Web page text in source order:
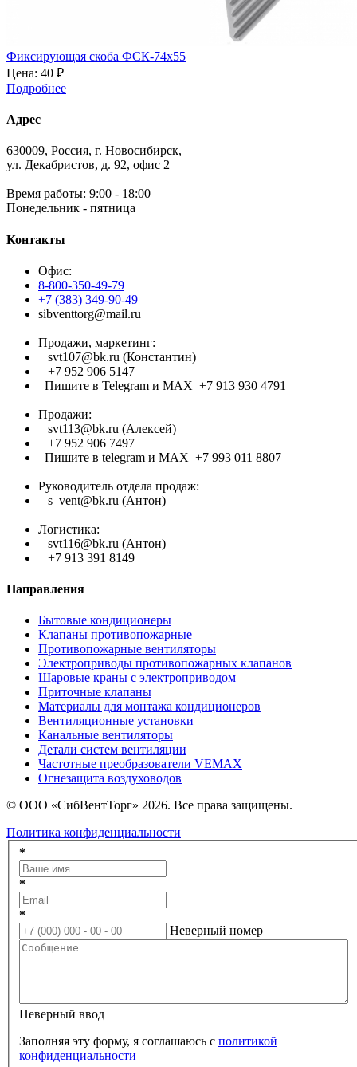
Фиксирующая скоба ФСК-74х55
Цена: 40 ₽
Подробнее
Адрес
630009, Россия, г. Новосибирск,
ул. Декабристов, д. 92, офис 2
Время работы: 9:00 - 18:00
Понедельник - пятница
Контакты
Офис:
8-800-350-49-79
+7 (383) 349-90-49
sibventtorg@mail.ru
Продажи, маркетинг:
svt107@bk.ru (Константин)
+7 952 906 5147
Пишите в Telegram и МАХ +7 913 930 4791
Продажи:
svt113@bk.ru (Алексей)
+7 952 906 7497
Пишите в telegram и МАХ +7 993 011 8807
Руководитель отдела продаж:
s_vent@bk.ru (Антон)
Логистика:
svt116@bk.ru (Антон)
+7 913 391 8149
Направления
Бытовые кондиционеры
Клапаны противопожарные
Противопожарные вентиляторы
Электроприводы противопожарных клапанов
Шаровые краны с электроприводом
Приточные клапаны
Материалы для монтажа кондиционеров
Вентиляционные установки
Канальные вентиляторы
Детали систем вентиляции
Частотные преобразователи VEMAX
Огнезащита воздуховодов
© ООО «СибВентТорг» 2026. Все права защищены.
Политика конфиденциальности
*
*
*
Неверный номер
Неверный ввод
Заполняя эту форму, я соглашаюсь с политикой
конфиденциальности